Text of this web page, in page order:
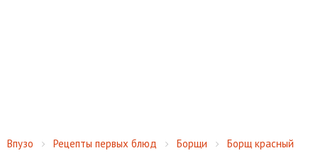
Впузо Рецепты первых блюд Борщи Борщ красный